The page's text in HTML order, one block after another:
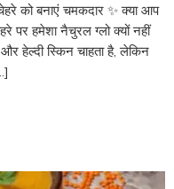
को बनाएं चमकदार ✨ क्या आप
पर हमेशा नैचुरल ग्लो क्यों नहीं
हेल्दी स्किन चाहता है, लेकिन